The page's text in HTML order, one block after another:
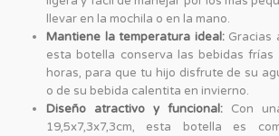
llevar en la mochila o en la mano.
Mantiene la temperatura ideal:Gracias
esta botella conserva las bebidas
horas, para que tu hijo disfrute de su
o de su bebida calentita en invierno.
Diseño atractivo y funcional: Con
19,5x7,3x7,3cm, esta botella es